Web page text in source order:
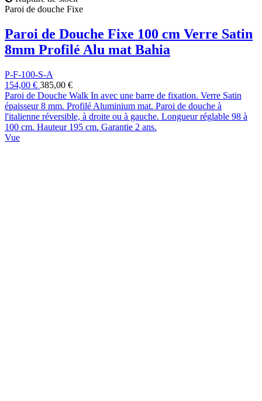
Paroi de douche Fixe
Paroi de Douche Fixe 100 cm Verre Satin
8mm Profilé Alu mat Bahia
P-F-100-S-A
154,00 € 385,00 €
Paroi de Douche Walk In avec une barre de fixation. Verre Satin
épaisseur 8 mm. Profilé Aluminium mat. Paroi de douche à
l'italienne réversible, à droite ou à gauche. Longueur réglable 98 à
100 cm. Hauteur 195 cm. Garantie 2 ans.
Vue